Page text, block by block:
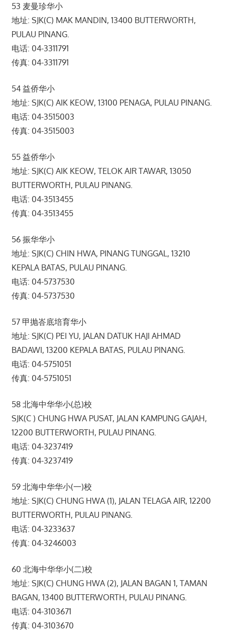
53 麦曼珍华小
地址: SJK(C) MAK MANDIN, 13400 BUTTERWORTH,
PULAU PINANG.
电话: 04-3311791
传真: 04-3311791
54 益侨华小
地址: SJK(C) AIK KEOW, 13100 PENAGA, PULAU PINANG.
电话: 04-3515003
传真: 04-3515003
55 益侨华小
地址: SJK(C) AIK KEOW, TELOK AIR TAWAR, 13050
BUTTERWORTH, PULAU PINANG.
电话: 04-3513455
传真: 04-3513455
56 振华华小
地址: SJK(C) CHIN HWA, PINANG TUNGGAL, 13210
KEPALA BATAS, PULAU PINANG.
电话: 04-5737530
传真: 04-5737530
57 甲抛峇底培育华小
地址: SJK(C) PEI YU, JALAN DATUK HAJI AHMAD
BADAWI, 13200 KEPALA BATAS, PULAU PINANG.
电话: 04-5751051
传真: 04-5751051
58 北海中华华小(总)校
SJK(C ) CHUNG HWA PUSAT, JALAN KAMPUNG GAJAH,
12200 BUTTERWORTH, PULAU PINANG.
电话: 04-3237419
传真: 04-3237419
59 北海中华华小(一)校
地址: SJK(C) CHUNG HWA (1), JALAN TELAGA AIR, 12200
BUTTERWORTH, PULAU PINANG.
电话: 04-3233637
传真: 04-3246003
60 北海中华华小(二)校
地址: SJK(C) CHUNG HWA (2), JALAN BAGAN 1, TAMAN
BAGAN, 13400 BUTTERWORTH, PULAU PINANG.
电话: 04-3103671
传真: 04-3103670